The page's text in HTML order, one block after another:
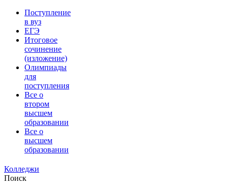
Поступление
в вуз
ЕГЭ
Итоговое
сочинение
(изложение)
Олимпиады
для
поступления
Все о
втором
высшем
образовании
Все о
высшем
образовании
Колледжи
Поиск